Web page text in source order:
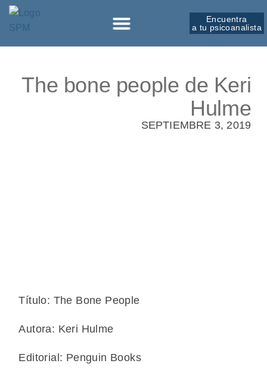
Encuentra
a tu psicoanalista
The bone people de Keri
Hulme
SEPTIEMBRE 3, 2019
Título: The Bone People
Autora: Keri Hulme
Editorial: Penguin Books